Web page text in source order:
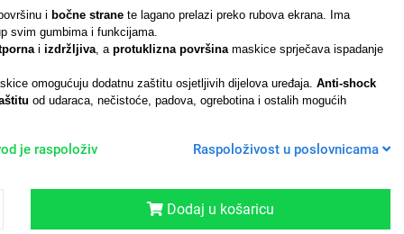
i bočne stranete lagano prelazi preko rubova ekrana. Ima
svim gumbima i funkcijama.
i izdržljiva, a protuklizna površinamaskice sprječava ispadanje
omogućuju dodatnu zaštitu osjetljivih dijelova uređaja. Anti-shock
od udaraca, nečistoće, padova, ogrebotina i ostalih mogućih
je raspoloživ Raspoloživost u poslovnicama
Dodaj u košaricu